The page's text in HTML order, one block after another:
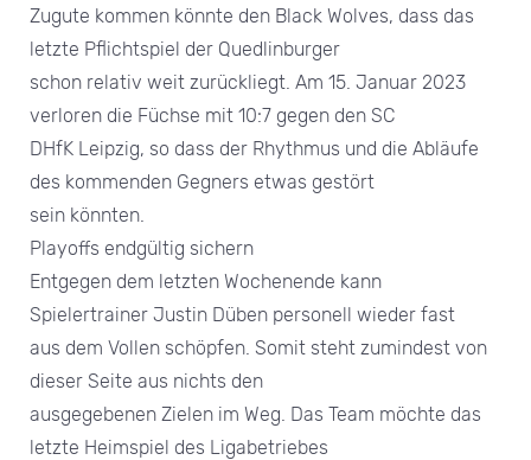
Zugute kommen könnte den Black Wolves, dass das
letzte Pflichtspiel der Quedlinburger
schon relativ weit zurückliegt. Am 15. Januar 2023
verloren die Füchse mit 10:7 gegen den SC
DHfK Leipzig, so dass der Rhythmus und die Abläufe
des kommenden Gegners etwas gestört
sein könnten.
Playoffs endgültig sichern
Entgegen dem letzten Wochenende kann
Spielertrainer Justin Düben personell wieder fast
aus dem Vollen schöpfen. Somit steht zumindest von
dieser Seite aus nichts den
ausgegebenen Zielen im Weg. Das Team möchte das
letzte Heimspiel des Ligabetriebes